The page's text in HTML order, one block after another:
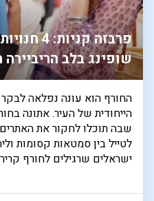
פרבזה
שופינג בלב הריביירה
החורף הוא עונה נפלאה לבקר
הייחודית של העיר. אתונה
שבה תוכלו לחקור את האתרים
לטייל בין סמטאות קסומות
ישראלים שרגילים לחורף